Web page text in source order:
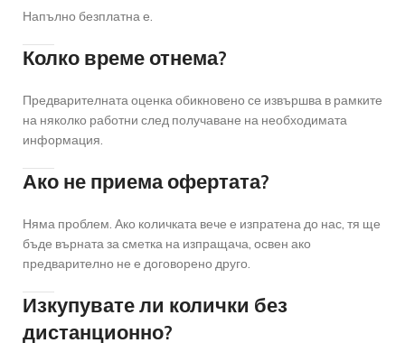
Напълно безплатна е.
Колко време отнема?
Предварителната оценка обикновено се извършва в рамките
на няколко работни след получаване на необходимата
информация.
Ако не приема офертата?
Няма проблем. Ако количката вече е изпратена до нас, тя ще
бъде върната за сметка на изпращача, освен ако
предварително не е договорено друго.
Изкупувате ли колички без
дистанционно?